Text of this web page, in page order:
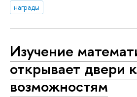
награды
Изучение
открывает двери
возможностям